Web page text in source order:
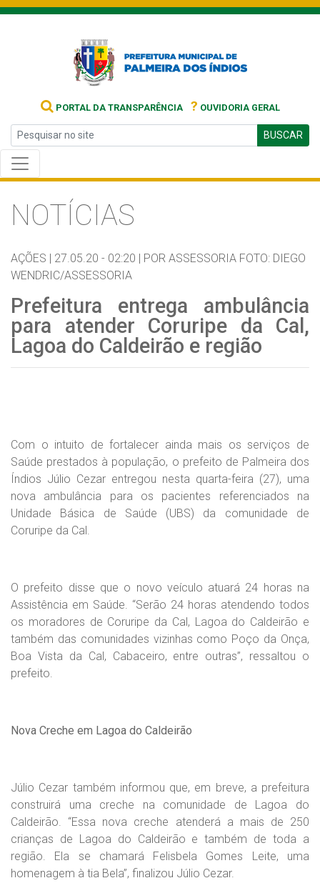
PORTAL DA TRANSPARÊNCIA ? OUVIDORIA GERAL
BUSCAR
NOTÍCIAS
AÇÕES | 27.05.20 - 02:20 | POR ASSESSORIA FOTO: DIEGO
WENDRIC/ASSESSORIA
Prefeitura entrega ambulância
para atender Coruripe da Cal,
Lagoa do Caldeirão e região
Com o intuito de fortalecer ainda mais os serviços de
Saúde prestados à população, o prefeito de Palmeira dos
Índios Júlio Cezar entregou nesta quarta-feira (27), uma
nova ambulância para os pacientes referenciados na
Unidade Básica de Saúde (UBS) da comunidade de
Coruripe da Cal.
O prefeito disse que o novo veículo atuará 24 horas na
Assistência em Saúde. “Serão 24 horas atendendo todos
os moradores de Coruripe da Cal, Lagoa do Caldeirão e
também das comunidades vizinhas como Poço da Onça,
Boa Vista da Cal, Cabaceiro, entre outras”, ressaltou o
prefeito.
Nova Creche em Lagoa do Caldeirão
Júlio Cezar também informou que, em breve, a prefeitura
construirá uma creche na comunidade de Lagoa do
Caldeirão. “Essa nova creche atenderá a mais de 250
crianças de Lagoa do Caldeirão e também de toda a
região. Ela se chamará Felisbela Gomes Leite, uma
homenagem à tia Bela”, finalizou Júlio Cezar.